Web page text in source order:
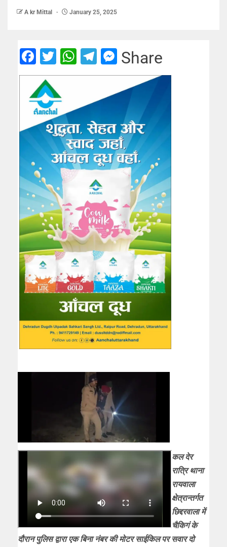
A kr Mittal January 25, 2025
Facebook
Twitter
WhatsApp
Telegram
Messenger
Share
कल देर
रात्रि थाना
रायवाला
क्षेत्रान्तर्गत
छिद्दरवाला में
चैकिगं के
दौरान पुलिस द्वारा एक बिना नंबर की मोटर साईकिल पर सवार दो